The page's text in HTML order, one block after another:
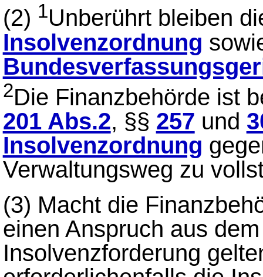
(2) 1Unberührt bleiben
Insolvenzordnung
2Die Finanzbehörde ist
201 Abs.2, §§ 257 und
Insolvenzordnung
Verwaltungsweg zu
(3) Macht die
einen Anspruch aus
Insolvenzforderung